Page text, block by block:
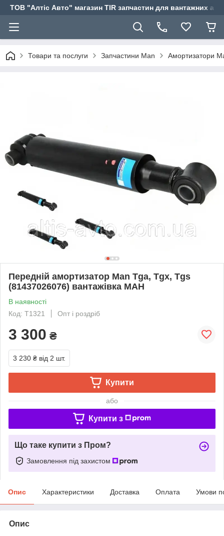
ТОВ "Алтіс Авто" магазин TIR запчастин для вантажних
Товари та послуги Запчастини Man Амортизатори
Передній амортизатор Man Tga, Tgx, Tgs
(81437026076) вантажівка МАН
В наявності
Код: T1321
Опт і роздріб
3 300 ₴
3 230 ₴ від 2 шт.
Купити
або
Купити з
Що таке купити з Пром?
Замовлення під захистом
Опис Характеристики Доставка Оплата Умови
Опис